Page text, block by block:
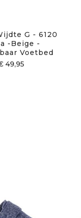
G - 6120
-Beige -
Voetbed
49,95